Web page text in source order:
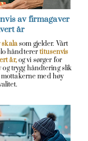
av firmagaver
år
skalasom gjelder. Vårt
håndterertitusenvis
år,og vi sørger for
trygg håndtering slik
med høy